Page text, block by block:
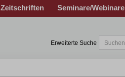
Zeitschriften Seminare/Webinare
Erweiterte Suche